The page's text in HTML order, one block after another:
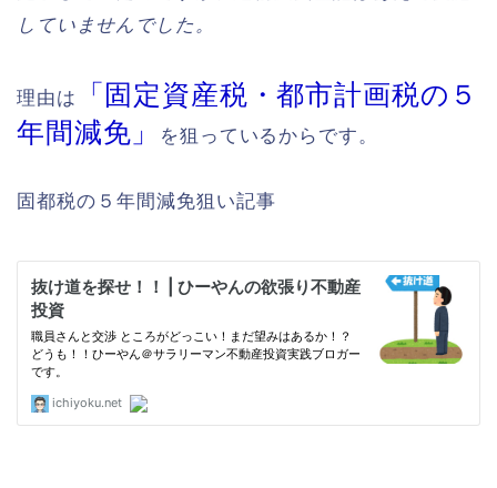
していませんでした。
理由は
「固定資産税・都市計画税の５
年間減免」
を狙っているからです。
固都税の５年間減免狙い記事